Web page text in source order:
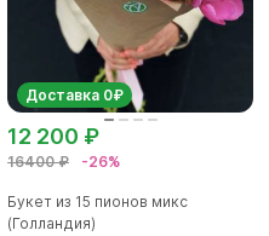
Доставка 0₽
16400 ₽ -26%
12 200 ₽
Букет из 15 пионов микс
(Голландия)